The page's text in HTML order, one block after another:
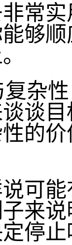
常
够
杂性
谈
性的
可
来
停